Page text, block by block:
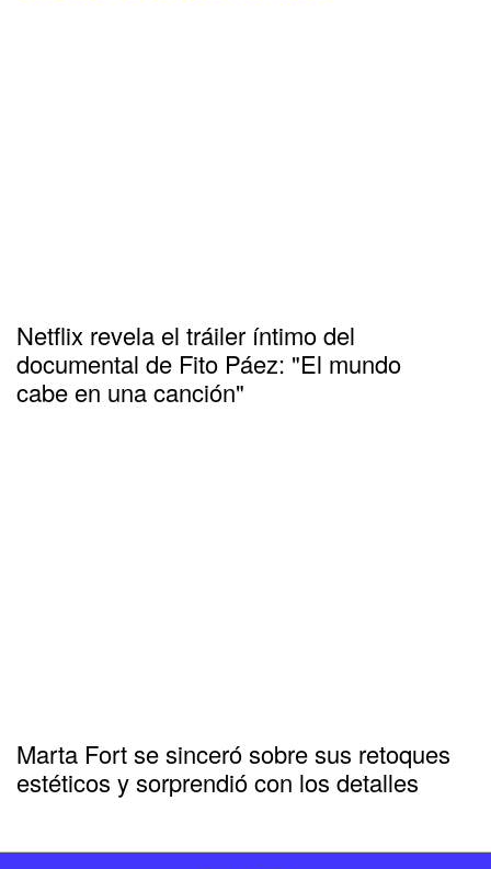
Netflix revela el tráiler íntimo del
documental de Fito Páez: "El mundo
cabe en una canción"
Marta Fort se sinceró sobre sus retoques
estéticos y sorprendió con los detalles